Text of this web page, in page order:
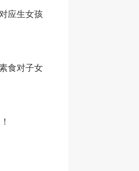
应生女孩
食对子女